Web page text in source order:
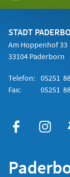
STADT
Am Hoppenhof 33
33104 Paderborn
Telefon: 05251
Fax:
05251